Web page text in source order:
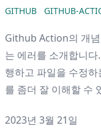
GITHUB GITHUB-
Github Action의 개
는 에러를 소개합니
행하고 파일을 수정
를 좀더 잘 이해할 수
게시일
2023년 3월 21일